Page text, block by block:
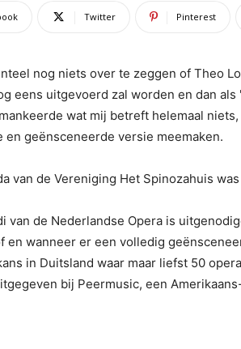
Twitter Pinterest
nog niets over te zeggen of Theo
eens uitgevoerd zal worden en dan
wat mij betreft helemaal
en geënsceneerde versie meemaken.
van de Vereniging Het Spinozahuis
van de Nederlandse Opera is
en wanneer er een volledig
in Duitsland waar maar liefst 50
bij Peermusic, een